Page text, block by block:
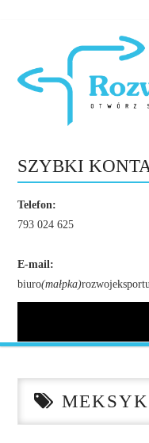
SZYBKI
Telefon:
793 024 625
E-mail:
biuro(małpka)
O NASMEKSYK